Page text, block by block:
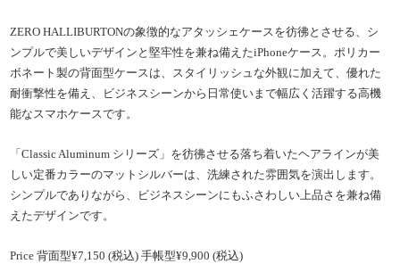
ZERO HALLIBURTONの象徴的なアタッシェケースを彷彿とさせる、シ
ンプルで美しいデザインと堅牢性を兼ね備えたiPhoneケース。ポリカー
ボネート製の背面型ケースは、スタイリッシュな外観に加えて、優れた
耐衝撃性を備え、ビジネスシーンから日常使いまで幅広く活躍する高機
能なスマホケースです。
「Classic Aluminum シリーズ」を彷彿させる落ち着いたヘアラインが美
しい定番カラーのマットシルバーは、洗練された雰囲気を演出します。
シンプルでありながら、ビジネスシーンにもふさわしい上品さを兼ね備
えたデザインです。
Price 背面型¥7,150 (税込) 手帳型¥9,900 (税込)